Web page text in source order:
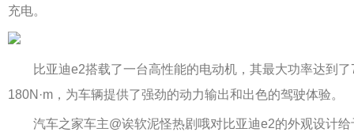
充电。
比亚迪e2搭载了一台高性能的电动机，其最大功率达到了
180N·m，为车辆提供了强劲的动力输出和出色的驾驶体验。
汽车之家车主@诶软泥怪热剧哦对比亚迪e2的外观设计给